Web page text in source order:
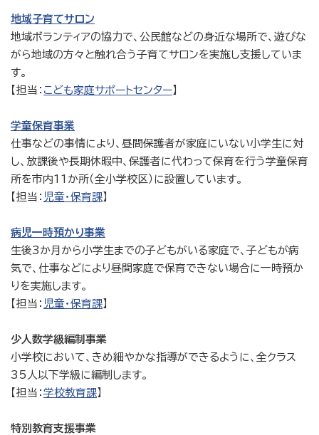
地域子育てサロン
地域ボランティアの協力で、公民館などの身近な場所で、遊びな
がら地域の方々と触れ合う子育てサロンを実施し支援していま
す。
【担当： こども家庭サポートセンター】
学童保育事業
仕事などの事情により、昼間保護者が家庭にいない小学生に対
し、放課後や長期休暇中、保護者に代わって保育を行う学童保育
所を市内11か所（全小学校区）に設置しています。
【担当： 児童・保育課】
病児一時預かり事業
生後3か月から小学生までの子どもがいる家庭で、子どもが病
気で、仕事などにより昼間家庭で保育できない場合に一時預か
りを実施します。
【担当： 児童・保育課】
少人数学級編制事業
小学校において、きめ細やかな指導ができるように、全クラス
35人以下学級に編制します。
【担当： 学校教育課】
特別教育支援事業